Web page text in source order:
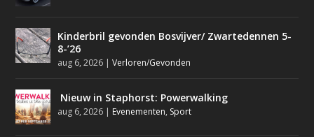
Kinderbril gevonden Bosvijver/ Zwartedennen 5-
8-’26
aug 6, 2026 |Verloren/Gevonden
Nieuw in Staphorst: Powerwalking
aug 6, 2026 | Evenementen, Sport